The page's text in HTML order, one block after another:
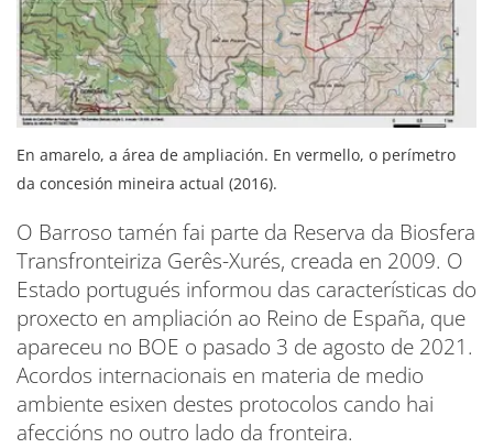
En amarelo, a área de ampliación. En vermello, o perímetro
da concesión mineira actual (2016).
O Barroso tamén fai parte da Reserva da Biosfera
Transfronteiriza Gerês-Xurés, creada en 2009. O
Estado portugués informou das características do
proxecto en ampliación ao Reino de España, que
apareceu no BOE o pasado 3 de agosto de 2021.
Acordos internacionais en materia de medio
ambiente esixen destes protocolos cando hai
afeccións no outro lado da fronteira.